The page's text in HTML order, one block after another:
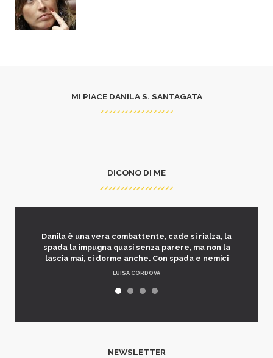
MI PIACE DANILA S. SANTAGATA
DICONO DI ME
Danila è una vera combattente, cade si rialza, la
spada la impugna quasi senza parere, ma non la
lascia mai, ci dorme anche. Con spada e nemici
LUISA CORDOVA
NEWSLETTER